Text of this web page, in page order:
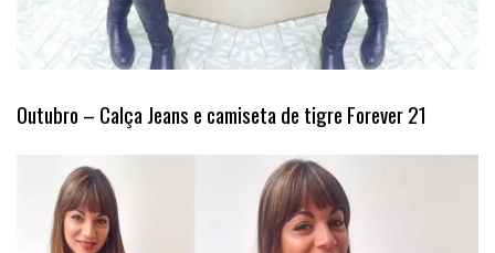
Outubro – Calça Jeans e camiseta de tigre Forever 21